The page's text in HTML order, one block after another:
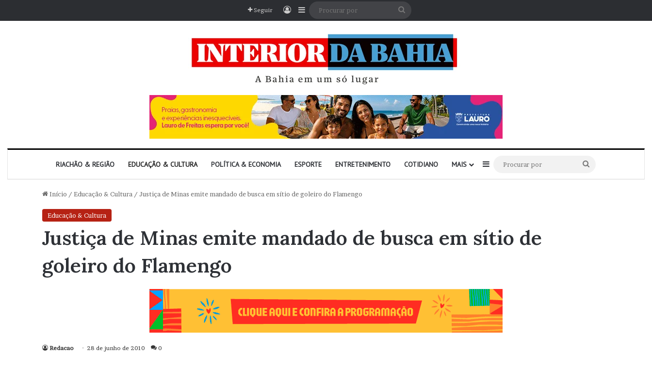
Seguir EntrarBarra Lateral
RIACHÃO & REGIÃO EDUCAÇÃO & CULTURA POLÍTICA & ECONOMIA ESPORTE ENTRETENIMENTO COTIDIANO MAIS Barra Lateral
por
Início / Educação & Cultura / Justiça de Minas emite mandado de busca em sítio de goleiro do Flamengo
Educação & Cultura
Justiça de Minas emite mandado de busca em sítio de
goleiro do Flamengo
Redacao 28 de junho de 2010 0